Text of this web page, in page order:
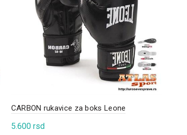
CARBON rukavice za boks Leone
5.600 rsd